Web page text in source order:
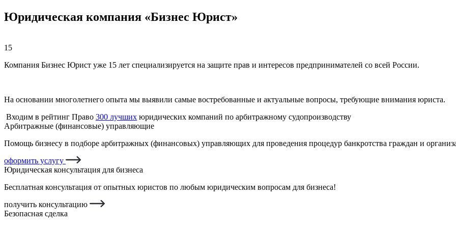
Юридическая компания «Бизнес Юрист»
15
Компания Бизнес Юрист уже 15 лет специализируется на защите прав и интересов предпринимателей со всей России.
На основании многолетнего опыта мы выявили самые востребованные и актуальные вопросы, требующие внимания юриста.
Входим в рейтинг Право 300 лучших юридических компаний по арбитражному судопроизводству
Арбитражные (финансовые) управляющие
Помощь бизнесу в подборе арбитражных (финансовых) управляющих для проведения процедур банкротства граждан и
оформить услугу
Юридическая консультация для бизнеса
Бесплатная консультация от опытных юристов по любым юридическим вопросам для бизнеса!
получить консультацию
Безопасная сделка